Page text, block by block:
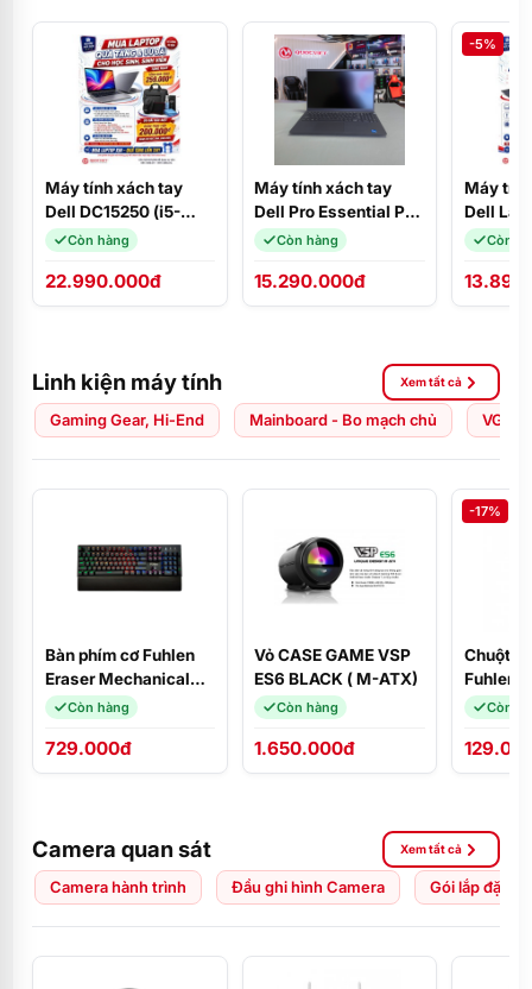
Máy tính xách tay
Dell DC15250 (i5-
1334U/16GD4/512SSD/15.6FHD/120Hz/W11SL+OFFICE_2024/
Còn hàng
22.990.000đ
Máy tính xách tay
Dell Pro Essential PV
15250 (Core i5-
ĐEN/Ubuntu/NK
Còn hàng
15.290.000đ
-5%
Máy
Dell
(i3-
FHD/
Còn
Linh kiện máy tính Xem tất cả
Gaming Gear, Hi-End Mainboard - Bo mạch chủ VGA -
Bàn phím cơ Fuhlen
Eraser Mechanical
Blue Switch Black
Còn hàng
729.000đ
Vỏ CASE GAME VSP
ES6 BLACK ( M-ATX)
Còn hàng
1.650.000đ
-17%
Chuột
Fuhlen
Còn
Camera quan sát Xem tất cả
Camera hành trình Đầu ghi hình Camera Gói lắp đặt